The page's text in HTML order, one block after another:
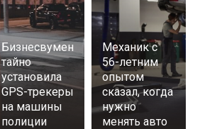
Бизнесвумен
тайно
установила
GPS-трекеры
на машины
полиции
Механик с
56-летним
опытом
сказал, когда
нужно
менять авто